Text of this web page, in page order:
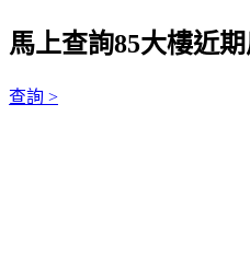
馬上查詢85大樓近期
查詢 >